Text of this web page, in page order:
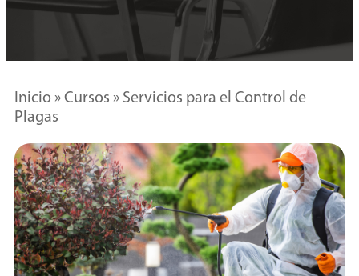
Inicio » Cursos » Servicios para el Control de
Plagas